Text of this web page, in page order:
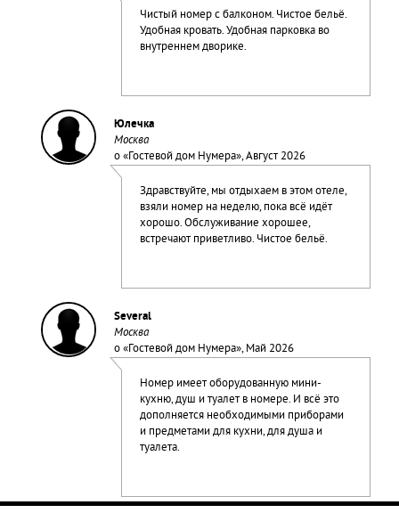
Чистый номер с балконом. Чистое бельё.
Удобная кровать. Удобная парковка во
внутреннем дворике.
Юлечка
Москва
о «Гостевой дом Нумера», Август 2026
Здравствуйте, мы отдыхаем в этом отеле,
взяли номер на неделю, пока всё идёт
хорошо. Обслуживание хорошее,
встречают приветливо. Чистое бельё.
Several
Москва
о «Гостевой дом Нумера», Май 2026
Номер имеет оборудованную мини-
кухню, душ и туалет в номере. И всё это
дополняется необходимыми приборами
и предметами для кухни, для душа и
туалета.